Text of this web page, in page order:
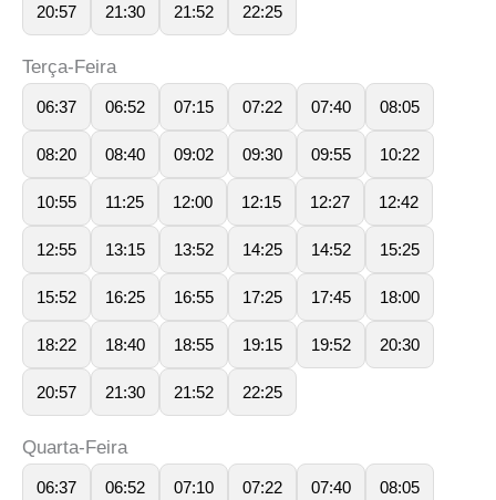
20:57 21:30 21:52 22:25
Terça-Feira
06:37 06:52 07:15 07:22 07:40 08:05
08:20 08:40 09:02 09:30 09:55 10:22
10:55 11:25 12:00 12:15 12:27 12:42
12:55 13:15 13:52 14:25 14:52 15:25
15:52 16:25 16:55 17:25 17:45 18:00
18:22 18:40 18:55 19:15 19:52 20:30
20:57 21:30 21:52 22:25
Quarta-Feira
06:37 06:52 07:10 07:22 07:40 08:05